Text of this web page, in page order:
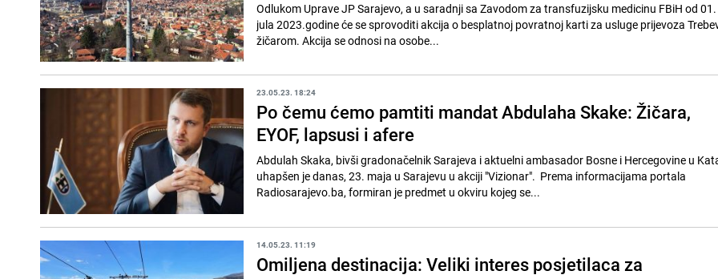
Odlukom Uprave JP Sarajevo, a u saradnji sa Zavodom za transfuzijsku medicinu FBiH od
jula 2023.godine će se sprovoditi akcija o besplatnoj povratnoj karti za usluge prijevoza
žičarom. Akcija se odnosi na osobe...
23.05.23. 18:24
Po čemu ćemo pamtiti mandat Abdulaha Skake: Žičara,
EYOF, lapsusi i afere
Abdulah Skaka, bivši gradonačelnik Sarajeva i aktuelni ambasador Bosne i Hercegovine u
uhapšen je danas, 23. maja u Sarajevu u akciji "Vizionar". Prema informacijama portala
Radiosarajevo.ba, formiran je predmet u okviru kojeg se...
14.05.23. 11:19
Omiljena destinacija: Veliki interes posjetilaca za